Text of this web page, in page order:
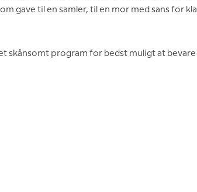
til en samler, til en mor med sans for
skånsomt program for bedst muligt at